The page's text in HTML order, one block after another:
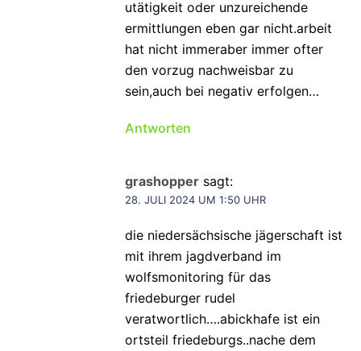
utätigkeit oder unzureichende
ermittlungen eben gar nicht.arbeit
hat nicht immeraber immer ofter
den vorzug nachweisbar zu
sein,auch bei negativ erfolgen…
Antworten
grashopper sagt:
28. JULI 2024 UM 1:50 UHR
die niedersächsische jägerschaft ist
mit ihrem jagdverband im
wolfsmonitoring für das
friedeburger rudel
veratwortlich….abickhafe ist ein
ortsteil friedeburgs..nache dem